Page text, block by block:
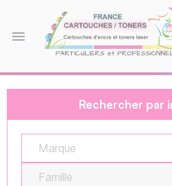
menu
Rechercher par
Marque
Famille